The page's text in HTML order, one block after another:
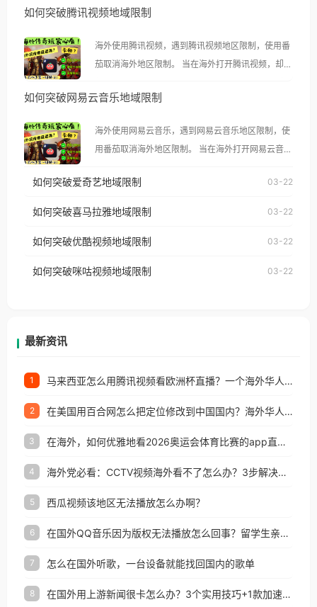
如何突破腾讯视频地域限制
海外使用腾讯视频，遇到腾讯视频地区限制，使用番
茄取消海外地区限制。 当在海外打开腾讯视频，却突
示语。 海外用户如香港、澳门、台湾、美国、加拿
像其他音乐平台一样，出现地区及版权限制问题，且
仅能在中国大陆地区播放。 遇到这个问题的朋友们，
使用番茄回国加速器，即可解决「海外用户收听腾讯
台湾、美国、加拿大、澳大利亚、欧洲等国家和地区
权限制所困扰。
如何突破网易云音乐地域限制
海外使用网易云音乐，遇到网易云音乐地区限制，使
用番茄取消海外地区限制。 当在海外打开网易云音
播放”的提示语。 海外用户如香港、澳门、台湾、美
国、加拿大、澳大利亚、欧洲等国家和地区时，网易
制问题，且仅能在中国大陆地区播放。 遇到这个问题
户收听网易云音乐地区版权限制」的问题，无论人在
如何突破爱奇艺地域限制 03-22
如何突破喜马拉雅地域限制 03-22
如何突破优酷视频地域限制 03-22
如何突破咪咕视频地域限制 03-22
最新资讯
1 马来西亚怎么用腾讯视频看欧洲杯直播？一个海外华人的真实困扰与破解
2 在美国用百合网怎么把定位修改到中国国内？海外华人必备的回国加速指南
3 在海外，如何优雅地看2026奥运会体育比赛的app直播？
4 海外党必看：CCTV视频海外看不了怎么办？3步解决地区限制+追剧自由
5 西瓜视频该地区无法播放怎么办啊？
6 在国外QQ音乐因为版权无法播放怎么回事？留学生亲测有效的解决办法
7 怎么在国外听歌，一台设备就能找回国内的歌单
8 在国外用上游新闻很卡怎么办？3个实用技巧+1款加速器解决海外看国内内容难题